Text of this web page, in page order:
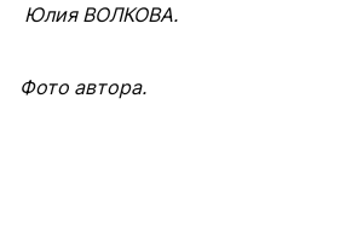
Юлия ВОЛКОВА.
Фото автора.